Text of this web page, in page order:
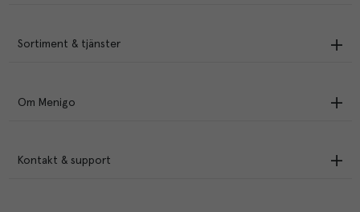
Sortiment & tjänster
Om Menigo
Kontakt & support